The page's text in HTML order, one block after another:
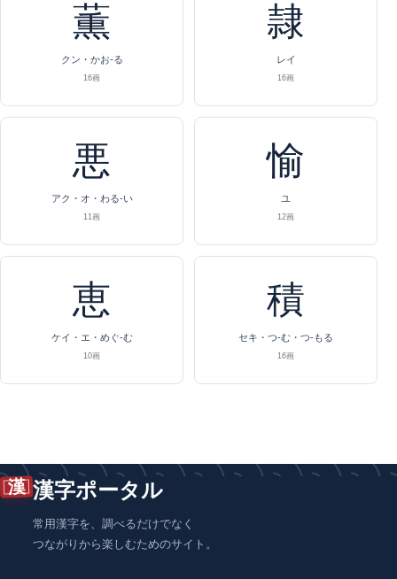
薫
クン・かお-る
16画
隷
レイ
16画
悪
アク・オ・わる-い
11画
愉
ユ
12画
恵
ケイ・エ・めぐ-む
10画
積
セキ・つ-む・つ-もる
16画
漢 漢字ポータル
常用漢字を、調べるだけでなく
つながりから楽しむためのサイト。